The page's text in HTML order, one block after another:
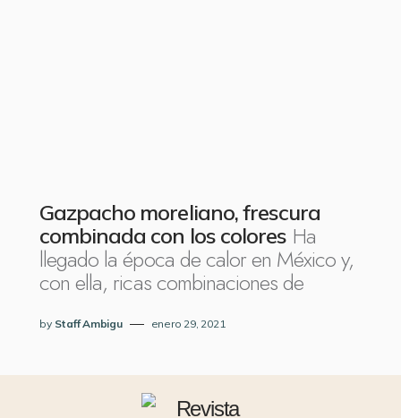
Gazpacho moreliano, frescura
combinada con los colores Ha
llegado la época de calor en México y,
con ella, ricas combinaciones de
by Staff Ambigu enero 29, 2021